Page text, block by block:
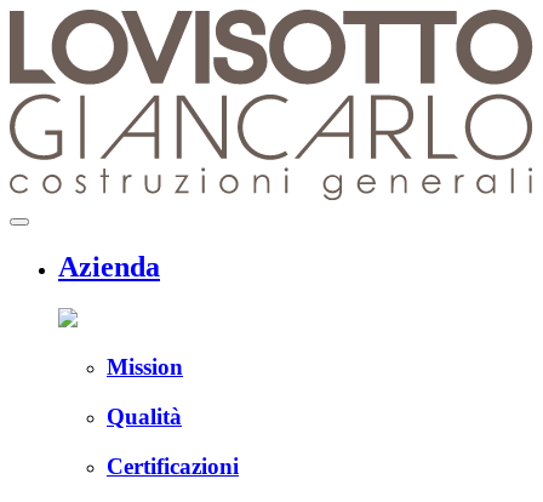
content
menu
Azienda
Mission
Qualità
Certificazioni